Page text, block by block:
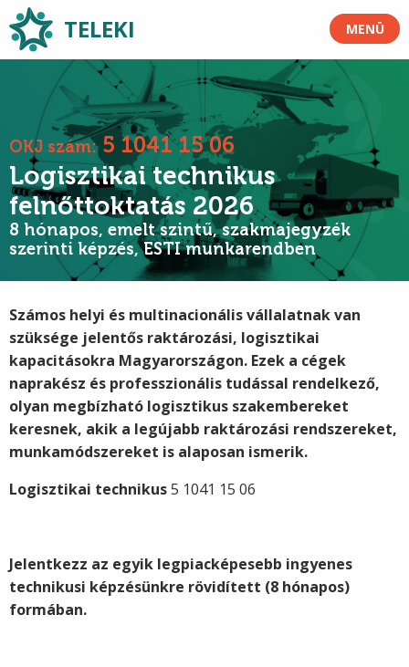
TELEKI MENÜ
OKJ szám:5 1041 15 06
Logisztikai technikus
felnőttoktatás 2026
8 hónapos, emelt szintű, szakmajegyzék
szerinti képzés, ESTI munkarendben
Számos helyi és multinacionális vállalatnak van
szüksége jelentős raktározási, logisztikai
kapacitásokra Magyarországon. Ezek a cégek
naprakész és professzionális tudással rendelkező,
olyan megbízható logisztikus szakembereket
keresnek, akik a legújabb raktározási rendszereket,
munkamódszereket is alaposan ismerik.
Logisztikai technikus5 1041 15 06
Jelentkezz az egyik legpiacképesebb ingyenes
technikusi képzésünkre rövidített (8 hónapos)
formában.